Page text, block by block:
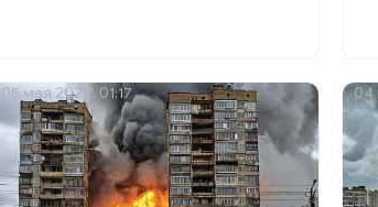
05 мая 2025, 01:17 04